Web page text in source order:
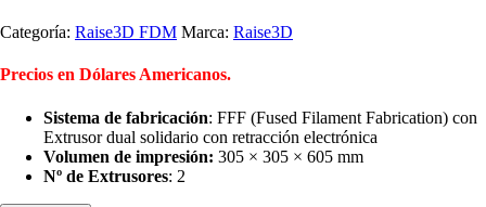
Categoría: Raise3D FDM Marca: Raise3D
Precios en Dólares Americanos.
Sistema de fabricación: FFF (Fused Filament Fabrication) con
Extrusor dual solidario con retracción electrónica
Volumen de impresión: 305 × 305 × 605 mm
Nº de Extrusores: 2